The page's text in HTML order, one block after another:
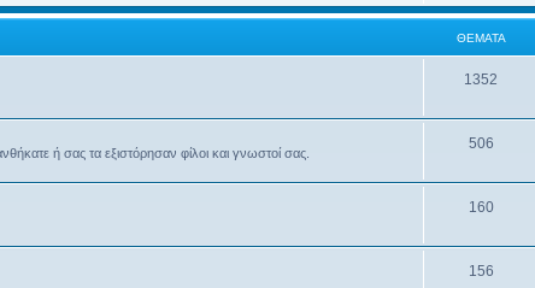
ΘΈΜΑΤΑ
1352
ή σας τα εξιστόρησαν φίλοι και γνωστοί σας.
506
160
156